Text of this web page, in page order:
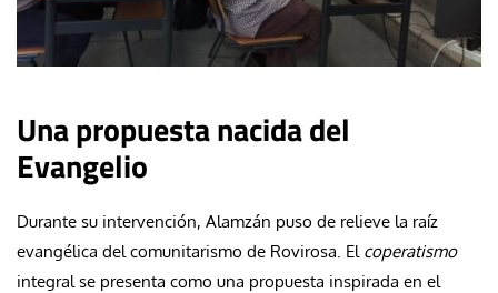
Una propuesta nacida del
Evangelio
Durante su intervención, Alamzán puso de relieve la raíz
evangélica del comunitarismo de Rovirosa. El coperatismo
integral se presenta como una propuesta inspirada en el